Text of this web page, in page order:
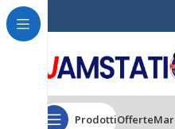
ProdottiOfferte